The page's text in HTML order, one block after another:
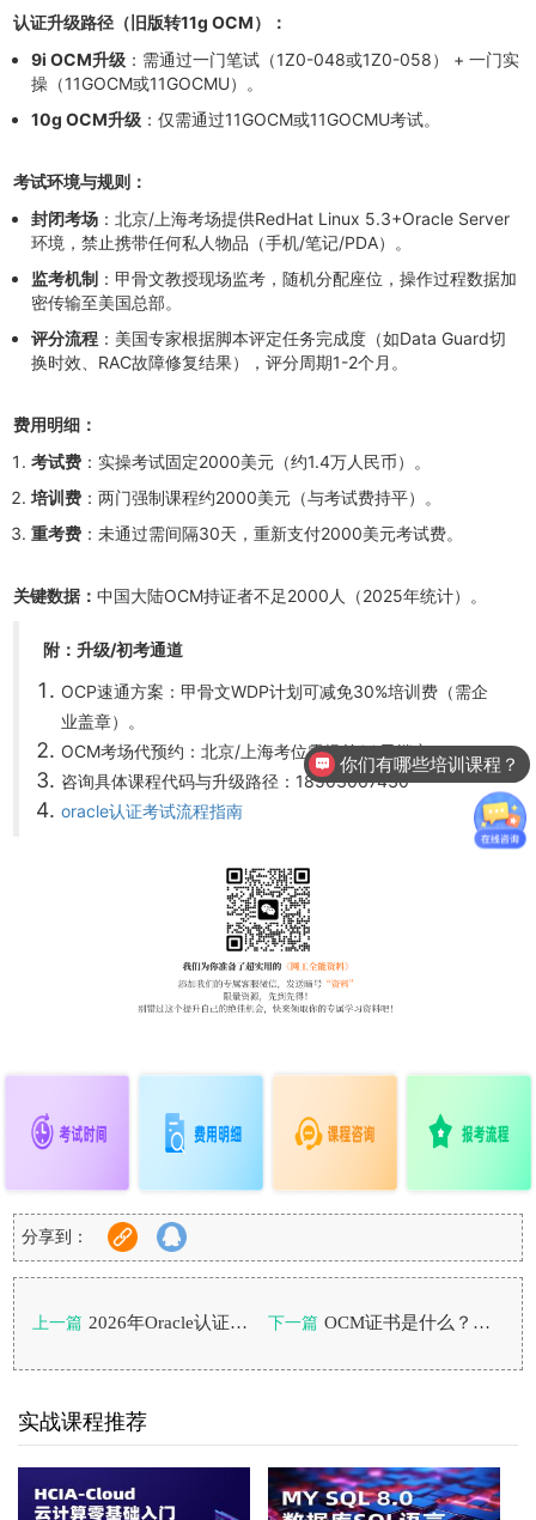
认证升级路径（旧版转11g OCM）：
9i OCM升级 ：需通过一门笔试（1Z0-048或1Z0-058） + 一门实
操（11GOCM或11GOCMU）。
10g OCM升级 ：仅需通过11GOCM或11GOCMU考试。
考试环境与规则：
封闭考场 ：北京/上海考场提供RedHat Linux 5.3+Oracle Server
环境，禁止携带任何私人物品（手机/笔记/PDA）。
监考机制 ：甲骨文教授现场监考，随机分配座位，操作过程数据加
密传输至美国总部。
评分流程 ：美国专家根据脚本评定任务完成度（如Data Guard切
换时效、RAC故障修复结果），评分周期1-2个月。
费用明细：
考试费 ：实操考试固定2000美元（约1.4万人民币）。
培训费 ：两门强制课程约2000美元（与考试费持平）。
重考费 ：未通过需间隔30天，重新支付2000美元考试费。
关键数据：中国大陆OCM持证者不足2000人（2025年统计）。
附：升级/初考通道
OCP速通方案：甲骨文WDP计划可减免30%培训费（需企
业盖章）。
OCM考场代预约：北京/上海考位需提前90天锁定。
咨询具体课程代码与升级路径：18503067430
oracle认证考试流程指南
分享到：
上一篇 2026年Oracle认证还值得考吗？证书会过期吗？ 下一篇 OCM证书是什么？怎么考？多久会过期？
实战课程推荐
你们有哪些培训课程？